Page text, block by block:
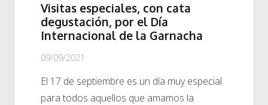
Visitas especiales, con cata
degustación, por el Día
Internacional de la Garnacha
09/09/2021
El 17 de septiembre es un día muy especial
para todos aquellos que amamos la